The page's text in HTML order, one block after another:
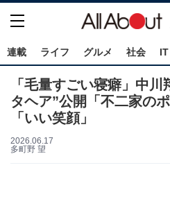
連載 ライフ グルメ 社会
「毛量すごい寝癖」中
タヘア”公開「不二家の
「いい笑顔」
2026.06.17
多町野 望